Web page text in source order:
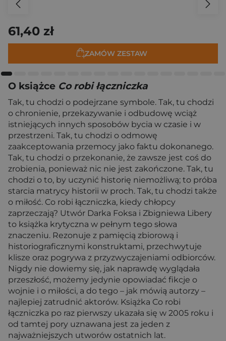
61,40 zł
ZAMÓW ZESTAW
O książce Co robi łączniczka
Tak, tu chodzi o podejrzane symbole. Tak, tu chodzi
o chronienie, przekazywanie i odbudowę wciąż
istniejących innych sposobów bycia w czasie i w
przestrzeni. Tak, tu chodzi o odmowę
zaakceptowania przemocy jako faktu dokonanego.
Tak, tu chodzi o przekonanie, że zawsze jest coś do
zrobienia, ponieważ nic nie jest zakończone. Tak, tu
chodzi o to, by uczynić historię niemożliwą; to próba
starcia matrycy historii w proch. Tak, tu chodzi także
o miłość. Co robi łączniczka, kiedy chłopcy
zaprzeczają? Utwór Darka Foksa i Zbigniewa Libery
to książka krytyczna w pełnym tego słowa
znaczeniu. Rezonuje z pamięcią zbiorową i
historiograficznymi konstruktami, przechwytuje
klisze oraz pogrywa z przyzwyczajeniami odbiorców.
Nigdy nie dowiemy się, jak naprawdę wyglądała
przeszłość, możemy jedynie opowiadać fikcje o
wojnie i o miłości, a do tego – jak mówią autorzy –
najlepiej zatrudnić aktorów. Książka Co robi
łączniczka po raz pierwszy ukazała się w 2005 roku i
od tamtej pory uznawana jest za jeden z
najważniejszych utworów ostatnich lat.